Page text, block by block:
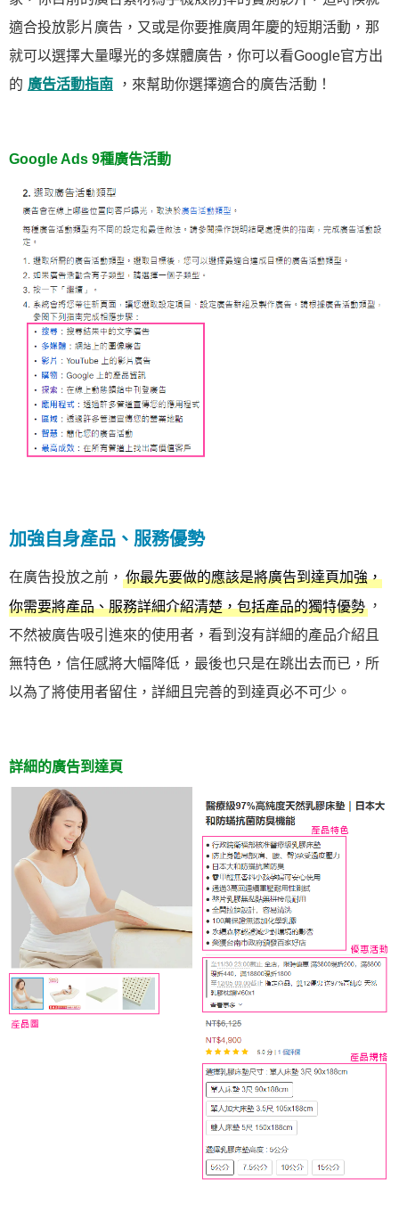
適合投放影片廣告，又或是你要推廣周年慶的短期活動，那
就可以選擇大量曝光的多媒體廣告，你可以看Google官方出
的 廣告活動指南 ，來幫助你選擇適合的廣告活動！
Google Ads 9種廣告活動
加強自身產品、服務優勢
在廣告投放之前， 你最先要做的應該是將廣告到達頁加強，
你需要將產品、服務詳細介紹清楚，包括產品的獨特優勢 ，
不然被廣告吸引進來的使用者，看到沒有詳細的產品介紹且
無特色，信任感將大幅降低，最後也只是在跳出去而已，所
以為了將使用者留住，詳細且完善的到達頁必不可少。
詳細的廣告到達頁